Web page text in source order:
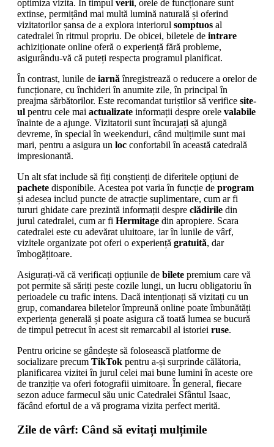
optimiza vizita. În timpul verii, orele de funcționare sunt
extinse, permițând mai multă lumină naturală și oferind
vizitatorilor șansa de a explora interiorul somptuos al
catedralei în ritmul propriu. De obicei, biletele de intrare
achiziționate online oferă o experiență fără probleme,
asigurându-vă că puteți respecta programul planificat.
În contrast, lunile de iarnă înregistrează o reducere a orelor de
funcționare, cu închideri în anumite zile, în principal în
preajma sărbătorilor. Este recomandat turiștilor să verifice site-
ul pentru cele mai actualizate informații despre orele valabile
înainte de a ajunge. Vizitatorii sunt încurajați să ajungă
devreme, în special în weekenduri, când mulțimile sunt mai
mari, pentru a asigura un loc confortabil în această catedrală
impresionantă.
Un alt sfat include să fiți conștienți de diferitele opțiuni de
pachete disponibile. Acestea pot varia în funcție de program
și adesea includ puncte de atracție suplimentare, cum ar fi
tururi ghidate care prezintă informații despre clădirile din
jurul catedralei, cum ar fi Hermitage din apropiere. Scara
catedralei este cu adevărat uluitoare, iar în lunile de vârf,
vizitele organizate pot oferi o experiență gratuită, dar
îmbogățitoare.
Asigurați-vă că verificați opțiunile de bilete premium care vă
pot permite să săriți peste cozile lungi, un lucru obligatoriu în
perioadele cu trafic intens. Dacă intenționați să vizitați cu un
grup, comandarea biletelor împreună online poate îmbunătăți
experiența generală și poate asigura că toată lumea se bucură
de timpul petrecut în acest sit remarcabil al istoriei ruse.
Pentru oricine se gândește să folosească platforme de
socializare precum TikTok pentru a-și surprinde călătoria,
planificarea vizitei în jurul celei mai bune lumini în aceste ore
de tranziție va oferi fotografii uimitoare. În general, fiecare
sezon aduce farmecul său unic Catedralei Sfântul Isaac,
făcând efortul de a vă programa vizita perfect merită.
Zile de vârf: Când să evitați mulțimile